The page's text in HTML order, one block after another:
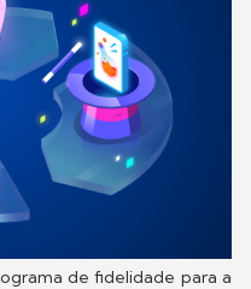
de fidelidade para a